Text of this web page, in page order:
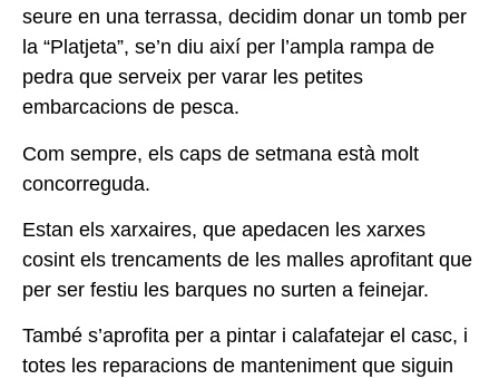
seure en una terrassa, decidim donar un tomb per
la “Platjeta”, se’n diu així per l’ampla rampa de
pedra que serveix per varar les petites
embarcacions de pesca.
Com sempre, els caps de setmana està molt
concorreguda.
Estan els xarxaires, que apedacen les xarxes
cosint els trencaments de les malles aprofitant que
per ser festiu les barques no surten a feinejar.
També s’aprofita per a pintar i calafatejar el casc, i
totes les reparacions de manteniment que siguin